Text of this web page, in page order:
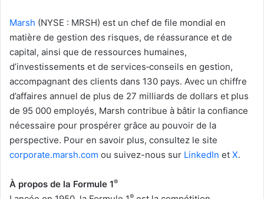
Marsh (NYSE : MRSH) est un chef de file mondial en
matière de gestion des risques, de réassurance et de
capital, ainsi que de ressources humaines,
d’investissements et de services‑conseils en gestion,
accompagnant des clients dans 130 pays. Avec un chiffre
d’affaires annuel de plus de 27 milliards de dollars et plus
de 95 000 employés, Marsh contribue à bâtir la confiance
nécessaire pour prospérer grâce au pouvoir de la
perspective. Pour en savoir plus, consultez le site
corporate.marsh.com ou suivez-nous sur LinkedIn et X.
À propos de la Formule 1®
®